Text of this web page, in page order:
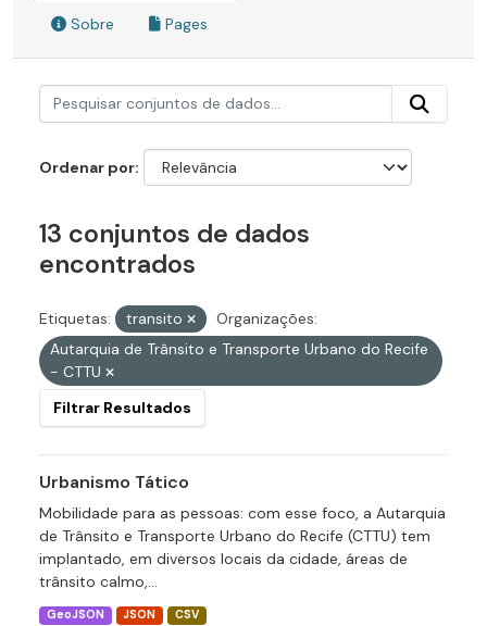
Sobre Pages
Ordenar por
13 conjuntos de dados
encontrados
Etiquetas: transito
Organizações:
Autarquia de Trânsito e Transporte Urbano do Recife
- CTTU
Filtrar Resultados
Urbanismo Tático
Mobilidade para as pessoas: com esse foco, a Autarquia
de Trânsito e Transporte Urbano do Recife (CTTU) tem
implantado, em diversos locais da cidade, áreas de
trânsito calmo,...
GeoJSON JSON CSV